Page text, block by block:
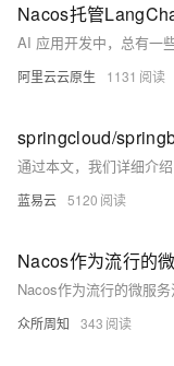
阿里云云原生 1131
蓝易云 5120
众所周知 343